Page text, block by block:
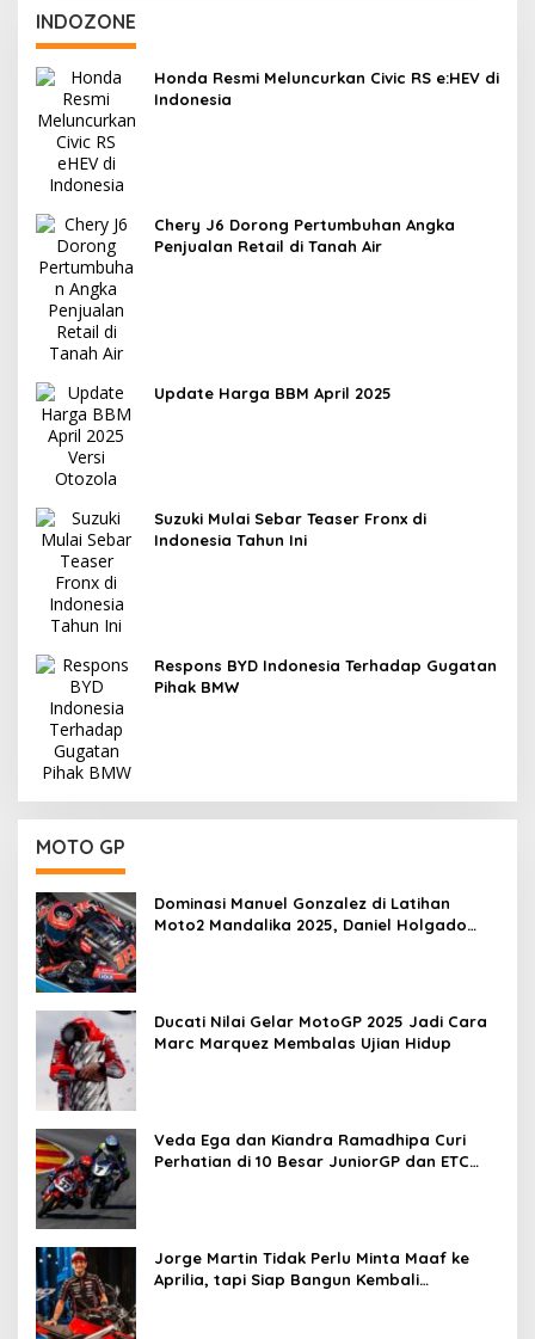
INDOZONE
Honda Resmi Meluncurkan Civic RS e:HEV di
Indonesia
Chery J6 Dorong Pertumbuhan Angka
Penjualan Retail di Tanah Air
Update Harga BBM April 2025
Suzuki Mulai Sebar Teaser Fronx di
Indonesia Tahun Ini
Respons BYD Indonesia Terhadap Gugatan
Pihak BMW
MOTO GP
Dominasi Manuel Gonzalez di Latihan
Moto2 Mandalika 2025, Daniel Holgado
Ducati Nilai Gelar MotoGP 2025 Jadi Cara
Marc Marquez Membalas Ujian Hidup
Veda Ega dan Kiandra Ramadhipa Curi
Perhatian di 10 Besar JuniorGP dan ETC
Jorge Martin Tidak Perlu Minta Maaf ke
Aprilia, tapi Siap Bangun Kembali